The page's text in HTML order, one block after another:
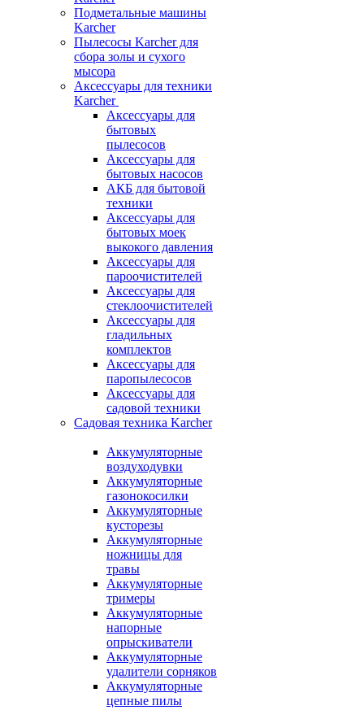
Подметальные машины
Karcher
Пылесосы Karcher для
сбора золы и сухого
мысора
Аксессуары для техники
Karcher
Аксессуары для
бытовых
пылесосов
Аксессуары для
бытовых насосов
АКБ для бытовой
техники
Аксессуары для
бытовых моек
выкокого давления
Аксессуары для
пароочистителей
Аксессуары для
стеклоочистителей
Аксессуары для
гладильных
комплектов
Аксессуары для
паропылесосов
Аксессуары для
садовой техники
Садовая техника Karcher
Аккумуляторные
воздуходувки
Аккумуляторные
газонокосилки
Аккумуляторные
кусторезы
Аккумуляторные
ножницы для
травы
Аккумуляторные
тримеры
Аккумуляторные
напорные
опрыскиватели
Аккумуляторные
удалители сорняков
Аккумуляторные
цепные пилы